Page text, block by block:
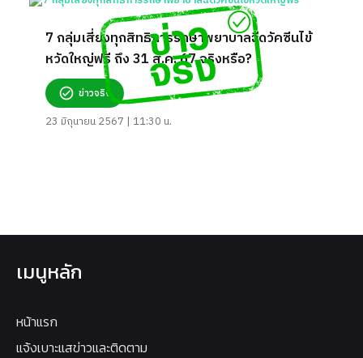
7 กลุ่มเสี่ยงทุกสิทธิการรักษาพยาบาลฉีดวัคซีนไข้
หวัดใหญ่ฟรี ถึง 31 ส.ค. 67 จริงหรือ?
ข่าวจริง
23 มิถุนายน 2567 | 11:30 น.
เมนูหลัก
หน้าแรก
แจ้งเบาะแสข่าวและติดตาม